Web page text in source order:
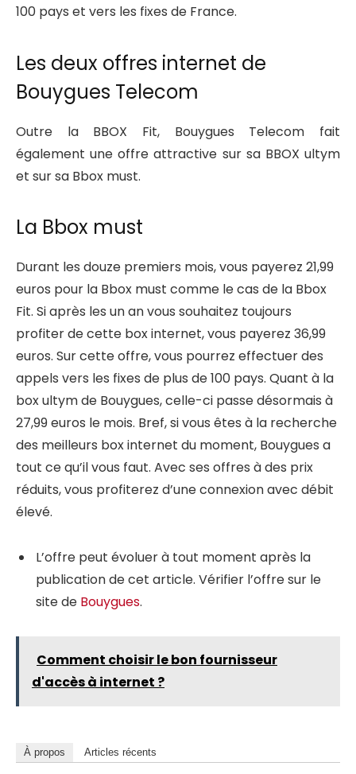
100 pays et vers les fixes de France.
Les deux offres internet de
Bouygues Telecom
Outre la BBOX Fit, Bouygues Telecom fait
également une offre attractive sur sa BBOX ultym
et sur sa Bbox must.
La Bbox must
Durant les douze premiers mois, vous payerez 21,99
euros pour la Bbox must comme le cas de la Bbox
Fit. Si après les un an vous souhaitez toujours
profiter de cette box internet, vous payerez 36,99
euros. Sur cette offre, vous pourrez effectuer des
appels vers les fixes de plus de 100 pays. Quant à la
box ultym de Bouygues, celle-ci passe désormais à
27,99 euros le mois. Bref, si vous êtes à la recherche
des meilleurs box internet du moment, Bouygues a
tout ce qu’il vous faut. Avec ses offres à des prix
réduits, vous profiterez d’une connexion avec débit
élevé.
L’offre peut évoluer à tout moment après la
publication de cet article. Vérifier l’offre sur le
site de Bouygues.
Comment choisir le bon fournisseur
d'accès à internet ?
À propos Articles récents